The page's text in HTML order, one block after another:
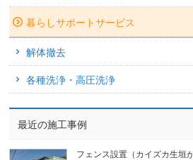
暮らしサポートサービス
解体撤去
各種洗浄・高圧洗浄
最近の施工事例
フェンス設置（カイズカ生垣